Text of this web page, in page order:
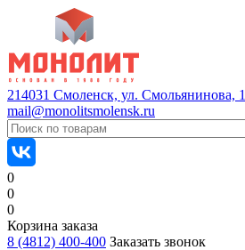
214031 Смоленск, ул. Смольянинова,
mail@monolitsmolensk.ru
0
0
0
Корзина заказа
8 (4812) 400-400 Заказать звонок